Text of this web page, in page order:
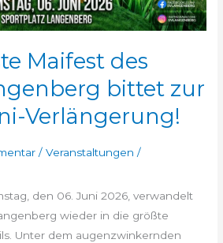
Maifest des
bittet zur
Verlängerung!
/Veranstaltungen /
den 06. Juni 2026, verwandelt
wieder in die größte
Unter dem augenzwinkernden